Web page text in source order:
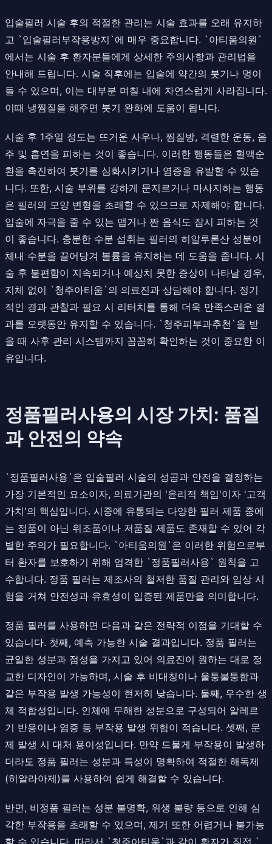
입술필러 시술 후의 적절한 관리는 시술 효과를 오래 유지하
고 `입술필러부작용방지`에 매우 중요합니다. `아티움의원`
에서는 시술 후 환자분들에게 상세한 주의사항과 관리법을
안내해 드립니다. 시술 직후에는 입술에 약간의 붓기나 멍이
들 수 있으며, 이는 대부분 며칠 내에 자연스럽게 사라집니다.
이때 냉찜질을 해주면 붓기 완화에 도움이 됩니다.
시술 후 1주일 정도는 뜨거운 사우나, 찜질방, 격렬한 운동, 음
주 및 흡연을 피하는 것이 좋습니다. 이러한 행동들은 혈액순
환을 촉진하여 붓기를 심화시키거나 염증을 유발할 수 있습
니다. 또한, 시술 부위를 강하게 문지르거나 마사지하는 행동
은 필러의 모양 변형을 초래할 수 있으므로 자제해야 합니다.
입술에 자극을 줄 수 있는 맵거나 짠 음식도 잠시 피하는 것
이 좋습니다. 충분한 수분 섭취는 필러의 히알루론산 성분이
체내 수분을 끌어당겨 볼륨을 유지하는 데 도움을 줍니다. 시
술 후 불편함이 지속되거나 예상치 못한 증상이 나타날 경우,
지체 없이 `청주아티움`의 의료진과 상담해야 합니다. 정기
적인 경과 관찰과 필요 시 리터치를 통해 더욱 만족스러운 결
과를 오랫동안 유지할 수 있습니다. `청주피부과추천`을 받
을 때 사후 관리 시스템까지 꼼꼼히 확인하는 것이 중요한 이
유입니다.
정품필러사용의 시장 가치: 품질
과 안전의 약속
`정품필러사용`은 입술필러 시술의 성공과 안전을 결정하는
가장 기본적인 요소이자, 의료기관의 '윤리적 책임'이자 '고객
가치'의 핵심입니다. 시중에 유통되는 다양한 필러 제품 중에
는 정품이 아닌 위조품이나 저품질 제품도 존재할 수 있어 각
별한 주의가 필요합니다. `아티움의원`은 이러한 위험으로부
터 환자를 보호하기 위해 엄격한 `정품필러사용` 원칙을 고
수합니다. 정품 필러는 제조사의 철저한 품질 관리와 임상 시
험을 거쳐 안전성과 유효성이 입증된 제품만을 의미합니다.
정품 필러를 사용하면 다음과 같은 전략적 이점을 기대할 수
있습니다. 첫째, 예측 가능한 시술 결과입니다. 정품 필러는
균일한 성분과 점성을 가지고 있어 의료진이 원하는 대로 정
교한 디자인이 가능하며, 시술 후 비대칭이나 울퉁불퉁함과
같은 부작용 발생 가능성이 현저히 낮습니다. 둘째, 우수한 생
체 적합성입니다. 인체에 무해한 성분으로 구성되어 알레르
기 반응이나 염증 등 부작용 발생 위험이 적습니다. 셋째, 문
제 발생 시 대처 용이성입니다. 만약 드물게 부작용이 발생하
더라도 정품 필러는 성분과 특성이 명확하여 적절한 해독제
(히알라아제)를 사용하여 쉽게 해결할 수 있습니다.
반면, 비정품 필러는 성분 불명확, 위생 불량 등으로 인해 심
각한 부작용을 초래할 수 있으며, 제거 또한 어렵거나 불가능
할 수 있습니다. 따라서 `청주아티움`과 같이 환자가 직접 `